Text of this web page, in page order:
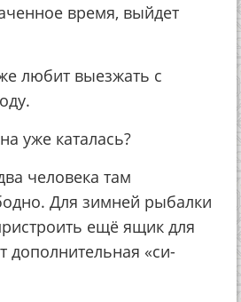
время, выйдет
любит выезжать с
уже каталась?
человека там
Для зимней рыбалки
ещё ящик для
дополнительная «си-